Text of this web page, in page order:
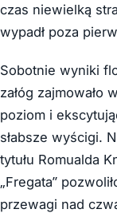
czas niewielką
wypadł poza
Sobotnie wyniki
załóg
poziom i
słabsze wyścigi.
tytułu Romualda
„Fregata”
przewagi nad